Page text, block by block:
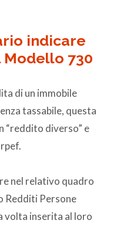
indicare
730
di un immobile
tassabile, questa
diverso” e
nel relativo quadro
Redditi Persone
volta inserita al loro